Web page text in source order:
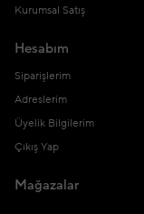
Kurumsal Satış
Hesabım
Siparişlerim
Adreslerim
Üyelik Bilgilerim
Çıkış Yap
Mağazalar